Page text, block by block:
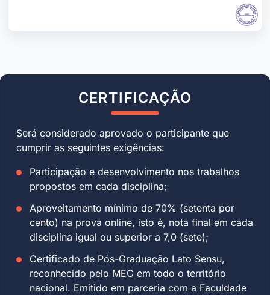
CERTIFICAÇÃO
Será considerado aprovado o participante que
cumprir as seguintes exigências:
Participação e desenvolvimento nos trabalhos
propostos em cada disciplina;
Aproveitamento mínimo de 70% (setenta por
cento) na prova online, isto é, nota final em cada
disciplina igual ou superior a 7,0 (sete);
Certificado de Pós-Graduação Lato Sensu,
reconhecido pelo MEC em todo o território
nacional. Emitido em parceria com a Faculdade